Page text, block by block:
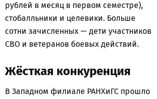
рублей в месяц в первом семестре),
стобалльники и целевики. Больше
сотни зачисленных — дети участников
СВО и ветеранов боевых действий.
Жёсткая конкуренция
В Западном филиале РАНХиГС прошло